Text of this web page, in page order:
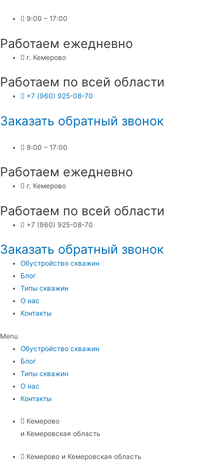
9:00 – 17:00
Работаем ежедневно
г. Кемерово
Работаем по всей области
+7 (960) 925-08-70
Заказать обратный звонок
9:00 – 17:00
Работаем ежедневно
г. Кемерово
Работаем по всей области
+7 (960) 925-08-70
Заказать обратный звонок
Обустройство скважин
Блог
Типы скважин
О нас
Контакты
Menu
Обустройство скважин
Блог
Типы скважин
О нас
Контакты
Кемерово
и Кемеровская область
Кемерово и Кемеровская область